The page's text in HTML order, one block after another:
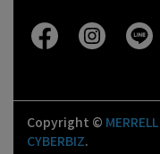
Copyright © MERRELL
CYBERBIZ.